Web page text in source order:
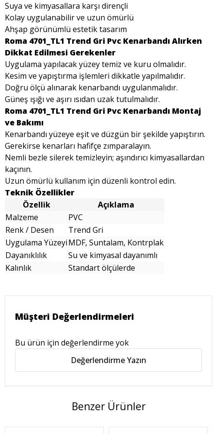
Suya ve kimyasallara karşı dirençli
Kolay uygulanabilir ve uzun ömürlü
Ahşap görünümlü estetik tasarım
Roma 4701_TL1 Trend Gri Pvc Kenarbandı Alırken
Dikkat Edilmesi Gerekenler
Uygulama yapılacak yüzey temiz ve kuru olmalıdır.
Kesim ve yapıştırma işlemleri dikkatle yapılmalıdır.
Doğru ölçü alınarak kenarbandı uygulanmalıdır.
Güneş ışığı ve aşırı ısıdan uzak tutulmalıdır.
Roma 4701_TL1 Trend Gri Pvc Kenarbandı Montaj
ve Bakımı
Kenarbandı yüzeye eşit ve düzgün bir şekilde yapıştırın.
Gerekirse kenarları hafifçe zımparalayın.
Nemli bezle silerek temizleyin; aşındırıcı kimyasallardan
kaçının.
Uzun ömürlü kullanım için düzenli kontrol edin.
Teknik Özellikler
Özellik
Açıklama
Malzeme
PVC
Renk / Desen
Trend Gri
Uygulama YüzeyiMDF, Suntalam, Kontrplak
Dayanıklılık
Su ve kimyasal dayanımlı
Kalınlık
Standart ölçülerde
Müşteri Değerlendirmeleri
Bu ürün için değerlendirme yok
Değerlendirme Yazın
Benzer Ürünler